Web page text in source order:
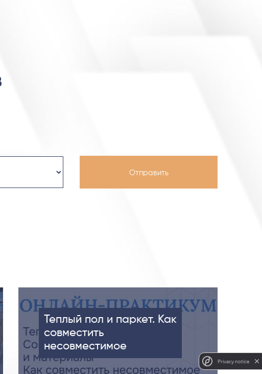
Теплый пол и паркет. Как
совместить
несовместимое
Privacy notice